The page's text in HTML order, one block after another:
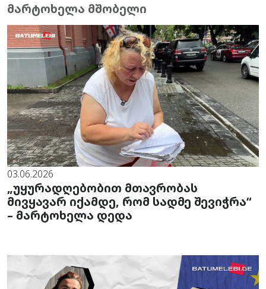
მარტოხელა მშობელი
03.06.2026
„უყურადღებობით მთავრობას
მივყავარ იქამდე, რომ სადმე შევიჭრა“
– მარტოხელა დედა